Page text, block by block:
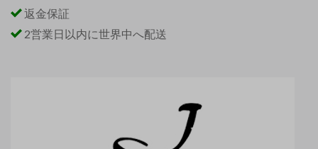
返金保証
2営業日以内に世界中へ配送